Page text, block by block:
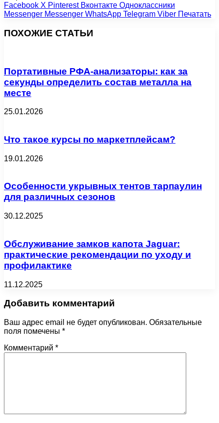
Facebook X Pinterest Вконтакте Одноклассники
Messenger Messenger WhatsApp Telegram Viber Печатать
ПОХОЖИЕ СТАТЬИ
Портативные РФА-анализаторы: как за
секунды определить состав металла на
месте
25.01.2026
Что такое курсы по маркетплейсам?
19.01.2026
Особенности укрывных тентов тарпаулин
для различных сезонов
30.12.2025
Обслуживание замков капота Jaguar:
практические рекомендации по уходу и
профилактике
11.12.2025
Добавить комментарий
Ваш адрес email не будет опубликован. Обязательные
поля помечены *
Комментарий *